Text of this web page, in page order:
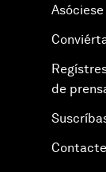
de